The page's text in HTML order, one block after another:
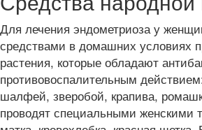
Для лечения эндометриоза у
средствами в домашних условиях
растения, которые обладают
противовоспалительным
шалфей, зверобой, крапива,
проводят специальными женскими